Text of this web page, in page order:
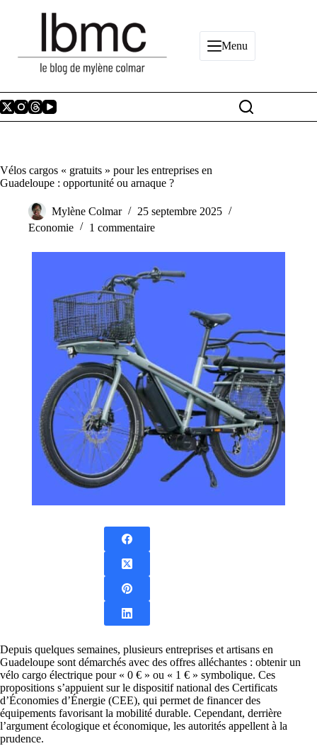
Menu
Vélos cargos « gratuits » pour les entreprises en
Guadeloupe : opportunité ou arnaque ?
Mylène Colmar
25 septembre 2025
Economie
1 commentaire
Depuis quelques semaines, plusieurs entreprises et artisans en
Guadeloupe sont démarchés avec des offres alléchantes : obtenir un
vélo cargo électrique pour « 0 € » ou « 1 € » symbolique. Ces
propositions s’appuient sur le dispositif national des Certificats
d’Économies d’Énergie (CEE), qui permet de financer des
équipements favorisant la mobilité durable. Cependant, derrière
l’argument écologique et économique, les autorités appellent à la
prudence.